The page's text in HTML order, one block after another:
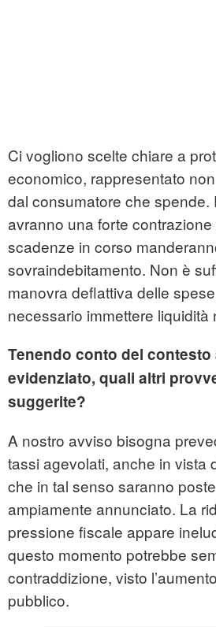
Ci vogliono scelte chiare a
economico, rappresentato
dal consumatore che spende.
avranno una forte
scadenze in corso
sovraindebitamento. Non è
manovra deflattiva delle
necessario immettere liquidità
Tenendo conto del contesto
evidenziato, quali altri
suggerite?
A nostro avviso bisogna
tassi agevolati, anche in vista
che in tal senso saranno
ampiamente annunciato. La
pressione fiscale appare
questo momento potrebbe
contraddizione, visto
pubblico.